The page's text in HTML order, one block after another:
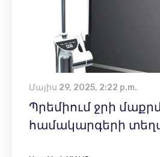
Մայիս 29, 2025, 2:22 p.m.
Պրեմիում ջրի
համակարգերի